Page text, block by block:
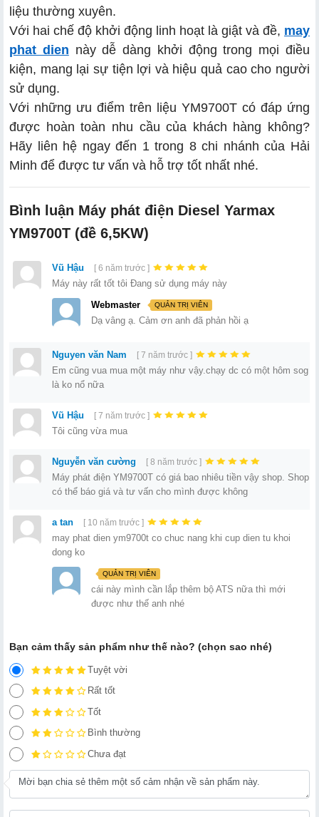
liệu thường xuyên.
Với hai chế độ khởi động linh hoạt là giật và đề, may
phat dien này dễ dàng khởi động trong mọi điều
kiện, mang lại sự tiện lợi và hiệu quả cao cho người
sử dụng.
Với những ưu điểm trên liệu YM9700T có đáp ứng
được hoàn toàn nhu cầu của khách hàng không?
Hãy liên hệ ngay đến 1 trong 8 chi nhánh của Hải
Minh để được tư vấn và hỗ trợ tốt nhất nhé.
Bình luận Máy phát điện Diesel Yarmax
YM9700T (đề 6,5KW)
Vũ Hậu [ 6 năm trước ]
Máy này rất tốt tôi Đang sử dụng máy này
Webmaster
QUẢN TRỊ VIÊN
Dạ vâng ạ. Cảm ơn anh đã phản hồi ạ
Nguyen văn Nam [ 7 năm trước ]
Em cũng vua mua một máy như vậy.chạy dc có một hôm sog
là ko nổ nữa
Vũ Hậu [ 7 năm trước ]
Tôi cũng vừa mua
Nguyễn văn cường [ 8 năm trước ]
Máy phát điện YM9700T có giá bao nhiêu tiền vậy shop. Shop
có thể báo giá và tư vấn cho mình được không
a tan [ 10 năm trước ]
may phat dien ym9700t co chuc nang khi cup dien tu khoi
dong ko
QUẢN TRỊ VIÊN
cái này mình cần lắp thêm bộ ATS nữa thì mới
được như thế anh nhé
Bạn cảm thấy sản phẩm như thế nào? (chọn sao nhé)
Tuyệt vời
Rất tốt
Tốt
Bình thường
Chưa đạt